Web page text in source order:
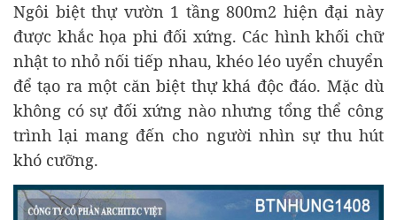
Ngôi biệt thự vườn 1 tầng 800m2 hiện đại này
được khắc họa phi đối xứng. Các hình khối chữ
nhật to nhỏ nối tiếp nhau, khéo léo uyển chuyển
để tạo ra một căn biệt thự khá độc đáo. Mặc dù
không có sự đối xứng nào nhưng tổng thể công
trình lại mang đến cho người nhìn sự thu hút
khó cưỡng.